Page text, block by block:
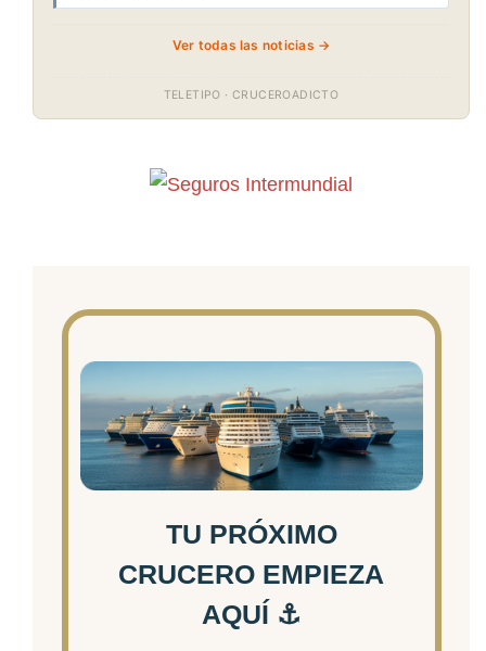
Ver todas las noticias →
TELETIPO · CRUCEROADICTO